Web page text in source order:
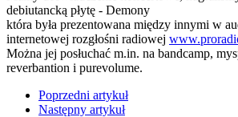
debiutancką płytę - Demony
która była prezentowana między innymi w
internetowej rozgłośni radiowej
Można jej posłuchać m.in. na bandcamp,
reverbantion i purevolume.
Poprzedni artykuł
Następny artykuł